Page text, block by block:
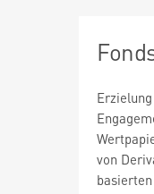
von